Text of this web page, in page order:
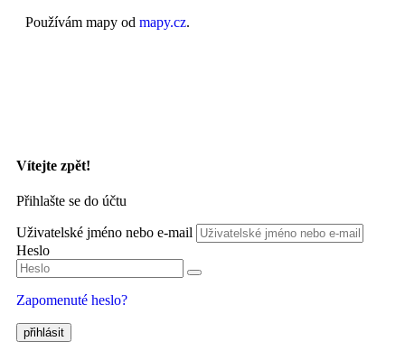
Používám mapy od mapy.cz.
Vítejte zpět!
Přihlašte se do účtu
Uživatelské jméno nebo e-mail
Heslo
Zapomenuté heslo?
přihlásit